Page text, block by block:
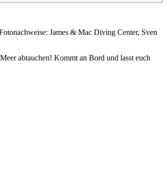
James & Mac Diving Center, Sven
abtauchen! Kommt an Bord und lasst euch